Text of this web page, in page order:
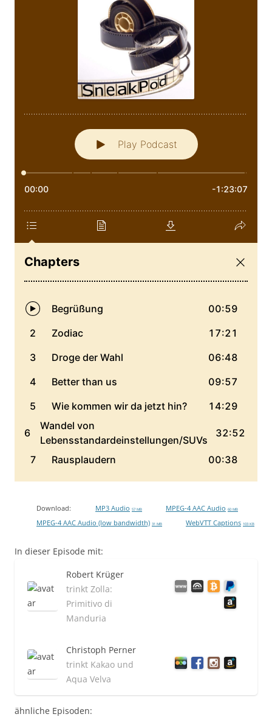
Download: MP3 Audio 57 MB MPEG-4 AAC Audio 60 MB
MPEG-4 AAC Audio (low bandwidth) 31 MB WebVTT Captions 103 KB
In dieser Episode mit:
Robert Krüger
trinkt Zolla:
Primitivo di
Manduria
Christoph Perner
trinkt Kakao und
Aqua Velva
ähnliche Episoden: